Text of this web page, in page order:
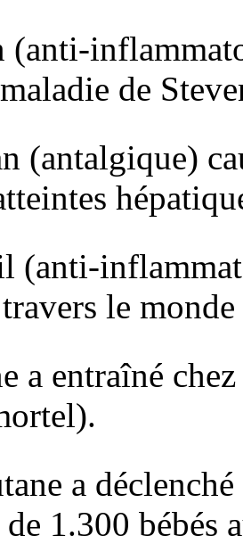
(anti-
de
(antalgique)
(anti-
travers le
a entraîné
a
1.300 bébés